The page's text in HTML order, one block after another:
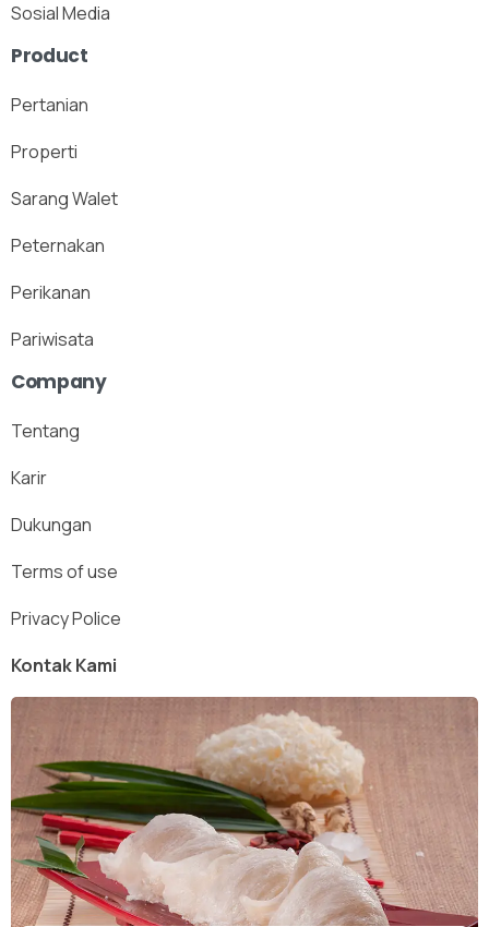
Sosial Media
Product
Pertanian
Properti
Sarang Walet
Peternakan
Perikanan
Pariwisata
Company
Tentang
Karir
Dukungan
Terms of use
Privacy Police
Kontak Kami